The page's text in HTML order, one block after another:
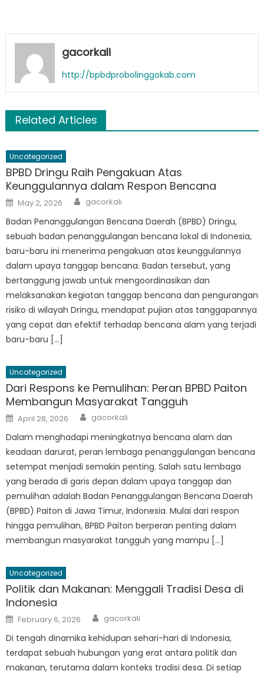
gacorkali
http://bpbdprobolinggokab.com
Related Articles
Uncategorized
BPBD Dringu Raih Pengakuan Atas
Keunggulannya dalam Respon Bencana
Posted
on
May 2, 2026 Author
gacorkali
Badan Penanggulangan Bencana Daerah (BPBD) Dringu,
sebuah badan penanggulangan bencana lokal di Indonesia,
baru-baru ini menerima pengakuan atas keunggulannya
dalam upaya tanggap bencana. Badan tersebut, yang
bertanggung jawab untuk mengoordinasikan dan
melaksanakan kegiatan tanggap bencana dan pengurangan
risiko di wilayah Dringu, mendapat pujian atas tanggapannya
yang cepat dan efektif terhadap bencana alam yang terjadi
baru-baru […]
Uncategorized
Dari Respons ke Pemulihan: Peran BPBD Paiton
Membangun Masyarakat Tangguh
Posted
on
April 28, 2026 Author
gacorkali
Dalam menghadapi meningkatnya bencana alam dan
keadaan darurat, peran lembaga penanggulangan bencana
setempat menjadi semakin penting. Salah satu lembaga
yang berada di garis depan dalam upaya tanggap dan
pemulihan adalah Badan Penanggulangan Bencana Daerah
(BPBD) Paiton di Jawa Timur, Indonesia. Mulai dari respon
hingga pemulihan, BPBD Paiton berperan penting dalam
membangun masyarakat tangguh yang mampu […]
Uncategorized
Politik dan Makanan: Menggali Tradisi Desa di
Indonesia
Posted
on
February 6, 2026 Author
gacorkali
Di tengah dinamika kehidupan sehari-hari di Indonesia,
terdapat sebuah hubungan yang erat antara politik dan
makanan, terutama dalam konteks tradisi desa. Di setiap